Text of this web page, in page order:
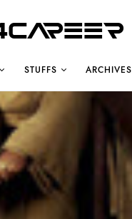
STUFFS ARCHIVES